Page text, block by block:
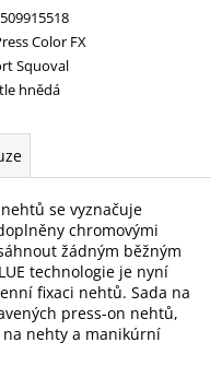
Color FX
Squoval
hnědá
se vyznačuje
chromovými
žádným běžným
technologie je nyní
fixaci nehtů. Sada na
press-on nehtů,
nehty a manikúrní